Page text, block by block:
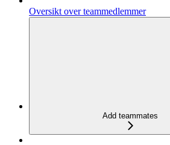
Oversikt over teammedlemmer
Add teammates